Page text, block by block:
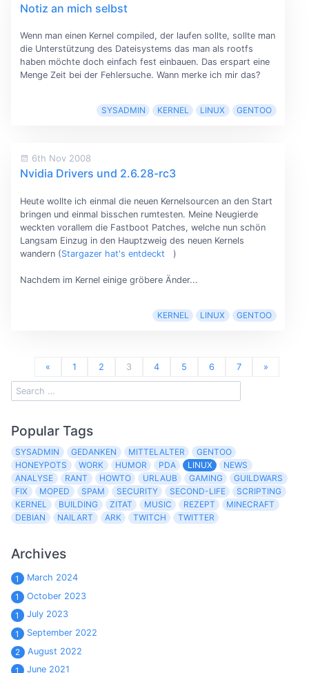
Notiz an mich selbst
Wenn man einen Kernel compiled, der laufen sollte, sollte man
die Unterstützung des Dateisystems das man als rootfs
haben möchte doch einfach fest einbauen. Das erspart eine
Menge Zeit bei der Fehlersuche. Wann merke ich mir das?
SYSADMIN KERNEL LINUX GENTOO
6th Nov 2008
Nvidia Drivers und 2.6.28-rc3
Heute wollte ich einmal die neuen Kernelsourcen an den Start
bringen und einmal bisschen rumtesten. Meine Neugierde
weckten vorallem die Fastboot Patches, welche nun schön
Langsam Einzug in den Hauptzweig des neuen Kernels
wandern (Stargazer hat's entdeckt )
Nachdem im Kernel einige gröbere Änder...
KERNEL LINUX GENTOO
« 1 2 3 4 5 6 7 »
Popular Tags
SYSADMIN GEDANKEN MITTELALTER
GENTOO
HONEYPOTS
WORK HUMOR PDA LINUX
NEWS
ANALYSE
RANT HOWTO URLAUB GAMING
GUILDWARS
FIX
MOPED SPAM SECURITY SECOND-LIFE
SCRIPTING
KERNEL
BUILDING ZITAT MUSIC REZEPT
MINECRAFT
DEBIAN
NAILART ARK TWITCH TWITTER
Archives
1
March 2024
1
October 2023
1
July 2023
1
September 2022
2
August 2022
1
June 2021